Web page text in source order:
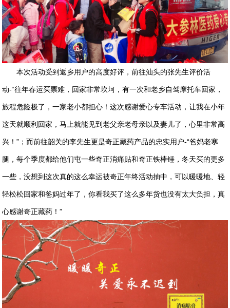
本次活动受到返乡用户的高度好评，前往汕头的张先生评价活
动-“往年春运买票难，回家非常坎坷，有一次和老乡自驾摩托车回家，
旅程危险极了，一家老小都担心！这次感谢爱心专车活动，让我在小年
这天就顺利回家，马上就能见到老父亲老母亲以及妻儿了，心里非常高
兴！”；而前往韶关的李先生更是奇正藏药产品的忠实用户-“爸妈老寒
腿，每个季度都给他们屯一些奇正消痛贴和奇正铁棒锤，冬天买的更多
一些，没想到这次真的这么幸运被奇正年终活动抽中，可以暖暖地、轻
轻松松回家和爸妈过年了，你看我买了这么多年货也没有太大负担，真
心感谢奇正藏药！”